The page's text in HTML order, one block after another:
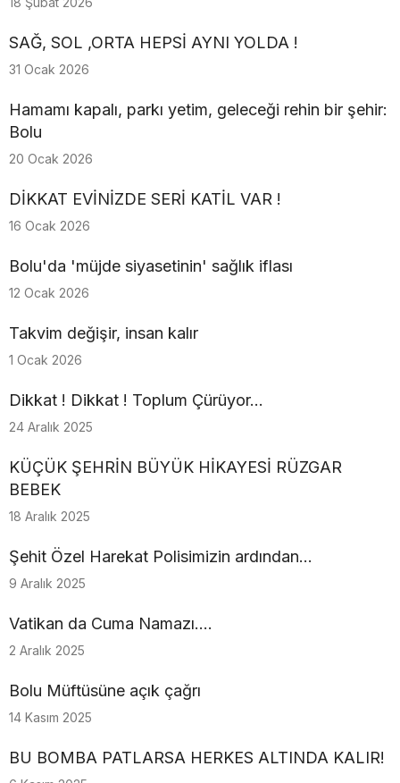
SAĞ, SOL ,ORTA HEPSİ AYNI YOLDA !
31 Ocak 2026
Hamamı kapalı, parkı yetim, geleceği rehin bir şehir:
Bolu
20 Ocak 2026
DİKKAT EVİNİZDE SERİ KATİL VAR !
16 Ocak 2026
Bolu'da 'müjde siyasetinin' sağlık iflası
12 Ocak 2026
Takvim değişir, insan kalır
1 Ocak 2026
Dikkat ! Dikkat ! Toplum Çürüyor...
24 Aralık 2025
KÜÇÜK ŞEHRİN BÜYÜK HİKAYESİ RÜZGAR
BEBEK
18 Aralık 2025
Şehit Özel Harekat Polisimizin ardından…
9 Aralık 2025
Vatikan da Cuma Namazı....
2 Aralık 2025
Bolu Müftüsüne açık çağrı
14 Kasım 2025
BU BOMBA PATLARSA HERKES ALTINDA KALIR!